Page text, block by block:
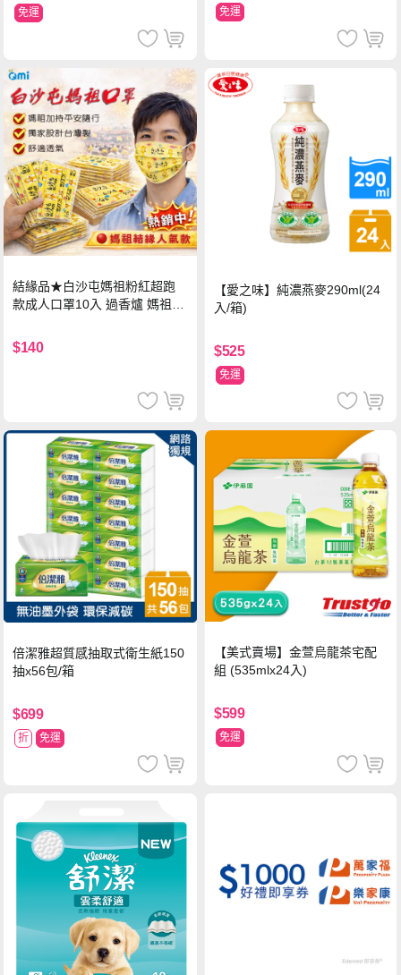
免運 免運
結緣品★白沙屯媽祖粉紅超跑
款成人口罩10入 過香爐 媽祖加
$140
【愛之味】純濃燕麥290ml(24
入/箱)
$525
免運
倍潔雅超質感抽取式衛生紙150
抽x56包/箱
$699
折 免運
【美式賣場】金萱烏龍茶宅配
組 (535mlx24入)
$599
免運